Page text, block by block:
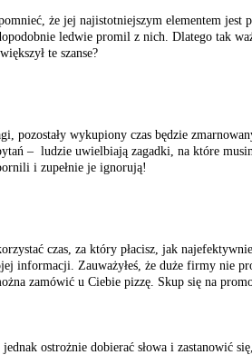
że jej najistotniejszym elementem
ledwie promil z nich. Dlatego tak
te szanse?
pozostały wykupiony czas będzie
– ludzie uwielbiają zagadki, na które
i zupełnie je ignorują!
czas, za który płacisz, jak
informacji. Zauważyłeś, że duże firmy
zamówić u Ciebie pizzę. Skup się na
ostrożnie dobierać słowa i zastanowić